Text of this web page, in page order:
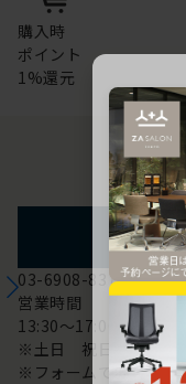
購入時
ポイント
1%還元
フォ
03-6908-8370
営業時間
13:30～17:00
※土日 祝日は休み
※フォームでのお問い